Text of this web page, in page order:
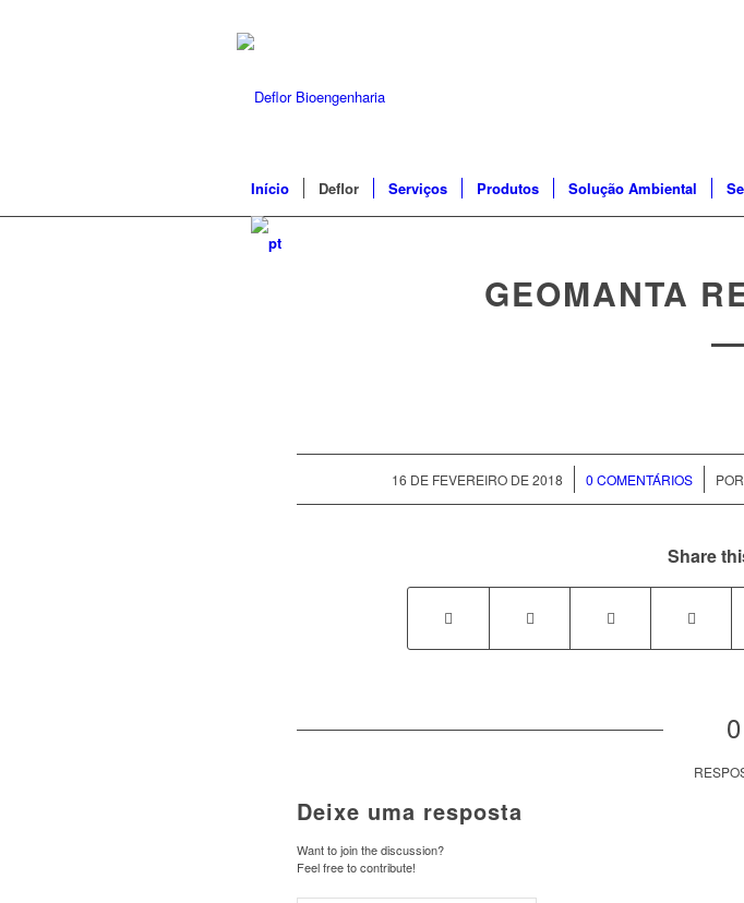
Início Deflor Serviços Produtos Solução Ambiental
GEOMANTA
16 DE FEVEREIRO DE 2018
/ 0 COMENTÁRIOS
/ POR
Share
0
Deixe uma resposta
Want to join the discussion?
Feel free to contribute!